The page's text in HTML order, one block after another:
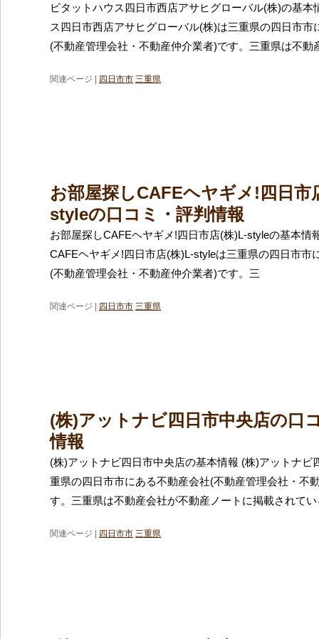
ピタットハウス四日市西店アサヒグローバル(株)の基本
ス四日市西店アサヒグローバル(株)は三重県の四日市市
(不動産管理会社・不動産仲介業者)です。三重県は不動
関連ページ | 四日市市 三重県
お部屋探しCAFEヘヤギメ!四日市
styleの口コミ・評判情報
お部屋探しCAFEヘヤギメ!四日市店(株)L-styleの基本情
CAFEヘヤギメ!四日市店(株)L-styleは三重県の四日市市
(不動産管理会社・不動産仲介業者)です。三
関連ページ | 四日市市 三重県
(株)アットナビ四日市中央店の口
情報
(株)アットナビ四日市中央店の基本情報 (株)アットナビ
重県の四日市市にある不動産会社(不動産管理会社・不
す。三重県は不動産会社が不動産ノートに掲載されて
関連ページ | 四日市市 三重県